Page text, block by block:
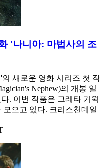
'나니아: 마법사의 조
새로운 영화 시리즈 첫 작
Nephew)의 개봉 일
. 이번 작품은 그레타 거윅
으고 있다. 크리스천데일